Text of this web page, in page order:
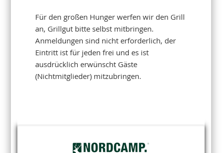
Für den großen Hunger werfen wir den Grill
an, Grillgut bitte selbst mitbringen.
Anmeldungen sind nicht erforderlich, der
Eintritt ist für jeden frei und es ist
ausdrücklich erwünscht Gäste
(Nichtmitglieder) mitzubringen.